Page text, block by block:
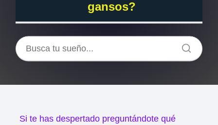
gansos?
Si te has despertado preguntándote qué